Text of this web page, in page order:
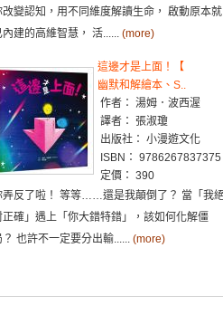
改變認知，用不同維度解讀生命， 啟動原本就
內建的高維智慧， 活...... (more)
這邊才是上面！【
幽默和解繪本、S..
作者： 湯姆．波西渥
譯者： 張淑瓊
出版社： 小漫遊文化
ISBN： 9786267837375
定價： 390
弄反了啦！ 等等……還是我顛倒了？ 當「我
正確」遇上「你大錯特錯」，該如何化解僵
？ 也許不一定要分出輸...... (more)